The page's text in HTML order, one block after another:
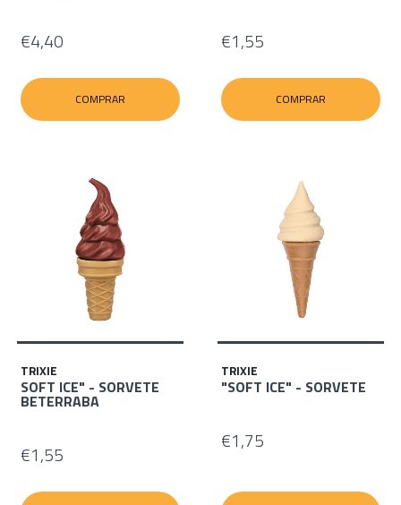
€4,40
COMPRAR
€1,55
COMPRAR
TRIXIE
SOFT ICE" - SORVETE
BETERRABA
€1,55
TRIXIE
"SOFT ICE" - SORVETE
€1,75